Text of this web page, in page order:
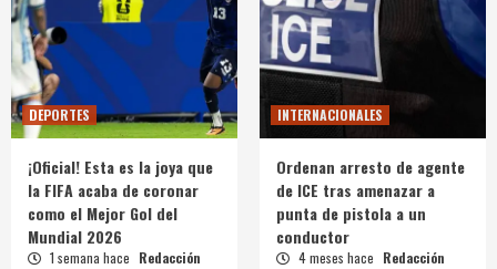
DEPORTES
¡Oficial! Esta es la joya que
la FIFA acaba de coronar
como el Mejor Gol del
Mundial 2026
1 semana hace Redacción
INTERNACIONALES
Ordenan arresto de agente
de ICE tras amenazar a
punta de pistola a un
conductor
4 meses hace Redacción